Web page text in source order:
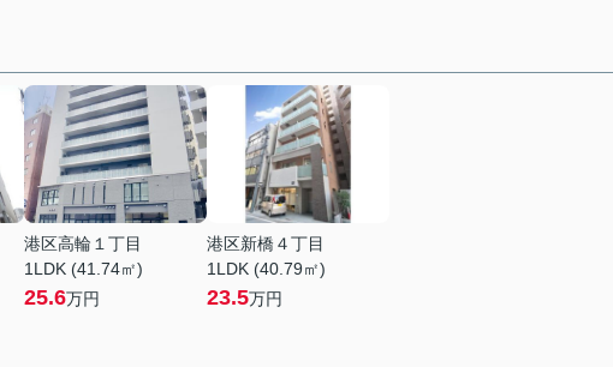
港区高輪１丁目
1LDK (41.74㎡)
25.6万円
港区新橋４丁目
1LDK (40.79㎡)
23.5万円